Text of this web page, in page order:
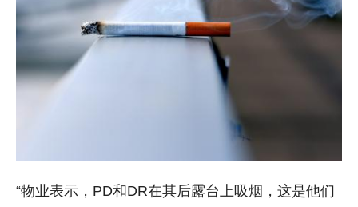
“物业表示，PD和DR在其后露台上吸烟，这是他们